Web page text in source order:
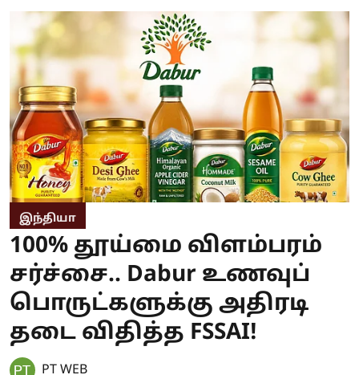
இந்தியா
100% தூய்மை விளம்பரம்
சர்ச்சை.. Dabur உணவுப்
பொருட்களுக்கு அதிரடி
தடை விதித்த FSSAI!
PT WEB